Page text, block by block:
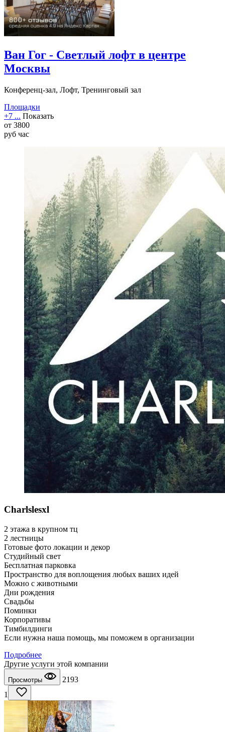
Ван Гог - Светлый лофт в центре
Москвы
Конференц-зал, Лофт, Тренинговый зал
Площадки
+7 ... Показать
от 3800
руб час
Charlslesxl
2 этажа в крупном тц
2 лестницы
Готовые фото локации и декор
Студийный свет
Бесплатная парковка
Пространство для воплощения любых ваших идей
Можно с животными
Дни рождения
Свадьбы
Поминки
Корпоративы
Тимбилдинги
Если нужна наша помощь, мы поможем в организации
Подробнее
Другие услуги этой компании
Просмотры
2193
1